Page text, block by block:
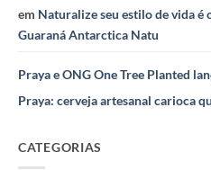
em Naturalize seu estilo de vida é
Guaraná Antarctica Natu
Praya e ONG One Tree Planted
Praya: cerveja artesanal carioca
CATEGORIAS